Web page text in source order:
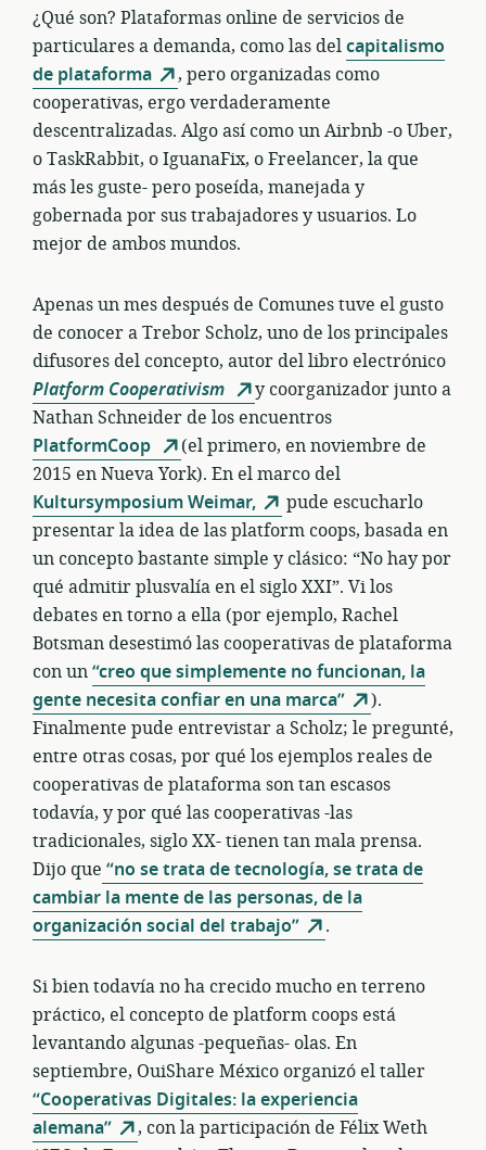
¿Qué son? Plataformas online de servicios de
particulares a demanda, como las delcapitalismo
de plataforma
, pero organizadas como
cooperativas, ergo verdaderamente
descentralizadas. Algo así como un Airbnb -o Uber,
o TaskRabbit, o IguanaFix, o Freelancer, la que
más les guste- pero poseída, manejada y
gobernada por sus trabajadores y usuarios. Lo
mejor de ambos mundos.
Apenas un mes después de Comunes tuve el gusto
de conocer a Trebor Scholz, uno de los principales
difusores del concepto, autor del libro electrónico
Platform Cooperativism
y coorganizador junto a
Nathan Schneider de los encuentros
PlatformCoop
(el primero, en noviembre de
2015 en Nueva York). En el marco del
Kultursymposium Weimar,
pude escucharlo
presentar la idea de las platform coops, basada en
un concepto bastante simple y clásico: “No hay por
qué admitir plusvalía en el siglo XXI”. Vi los
debates en torno a ella (por ejemplo, Rachel
Botsman desestimó las cooperativas de plataforma
con un“creo que simplemente no funcionan, la
gente necesita confiar en una marca”
).
Finalmente pude entrevistar a Scholz; le pregunté,
entre otras cosas, por qué los ejemplos reales de
cooperativas de plataforma son tan escasos
todavía, y por qué las cooperativas -las
tradicionales, siglo XX- tienen tan mala prensa.
Dijo que “no se trata de tecnología, se trata de
cambiar la mente de las personas, de la
organización social del trabajo”
.
Si bien todavía no ha crecido mucho en terreno
práctico, el concepto de platform coops está
levantando algunas -pequeñas- olas. En
septiembre, OuiShare México organizó el taller
“Cooperativas Digitales: la experiencia
alemana”
, con la participación de Félix Weth